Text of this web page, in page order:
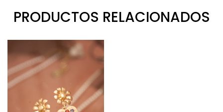
PRODUCTOS RELACIONADOS